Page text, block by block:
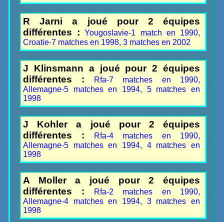
R Jarni a joué pour 2 équipes
différentes : Yougoslavie-1 match en 1990,
Croatie-7 matches en 1998, 3 matches en 2002
J Klinsmann a joué pour 2 équipes
différentes : Rfa-7 matches en 1990,
Allemagne-5 matches en 1994, 5 matches en
1998
J Kohler a joué pour 2 équipes
différentes : Rfa-4 matches en 1990,
Allemagne-5 matches en 1994, 4 matches en
1998
A Moller a joué pour 2 équipes
différentes : Rfa-2 matches en 1990,
Allemagne-4 matches en 1994, 3 matches en
1998